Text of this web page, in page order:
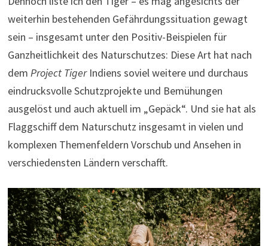
weiterhin bestehenden Gefährdungssituation gewagt
sein – insgesamt unter den Positiv-Beispielen für
Ganzheitlichkeit des Naturschutzes: Diese Art hat nach
dem Project TigerIndiens soviel weitere und durchaus
eindrucksvolle Schutzprojekte und Bemühungen
ausgelöst und auch aktuell im „Gepäck“. Und sie hat als
Flaggschiff dem Naturschutz insgesamt in vielen und
komplexen Themenfeldern Vorschub und Ansehen in
verschiedensten Ländern verschafft.